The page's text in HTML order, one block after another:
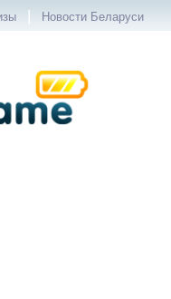
| Новости Беларуси